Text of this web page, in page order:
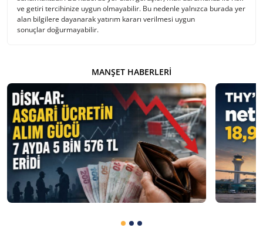
ve getiri tercihinize uygun olmayabilir. Bu nedenle yalnızca burada yer
alan bilgilere dayanarak yatırım kararı verilmesi uygun
sonuçlar doğurmayabilir.
MANŞET HABERLERI